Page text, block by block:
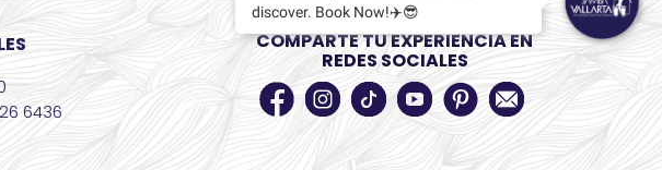
6436
COMPARTE TU EXPERIENCIA EN
REDES SOCIALES
discover. Book Now!✈️😎